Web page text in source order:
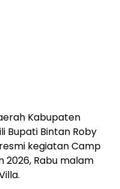
Kabupaten
Bupati Bintan Roby
kegiatan Camp
2026, Rabu malam